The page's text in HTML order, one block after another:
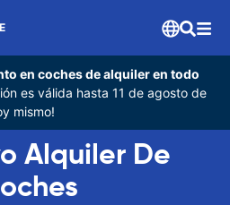
en coches de alquiler en todo
es válida hasta 11 de agosto de
mismo!
Alquiler De